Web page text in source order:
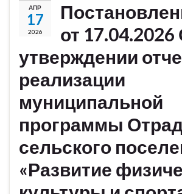
АПР
17
2026
от
утверждении
реализации
муниципальной
программы
сельского
«Развитие